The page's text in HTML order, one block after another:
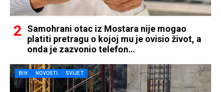
Samohrani otac iz Mostara nije mogao
platiti pretragu o kojoj mu je ovisio život, a
onda je zazvonio telefon…
BIH NOVOSTI SVIJET